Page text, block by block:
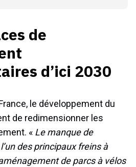
de
d’ici 2030
le développement du
de redimensionner les
« Le manque de
des principaux freins à
de parcs à vélos